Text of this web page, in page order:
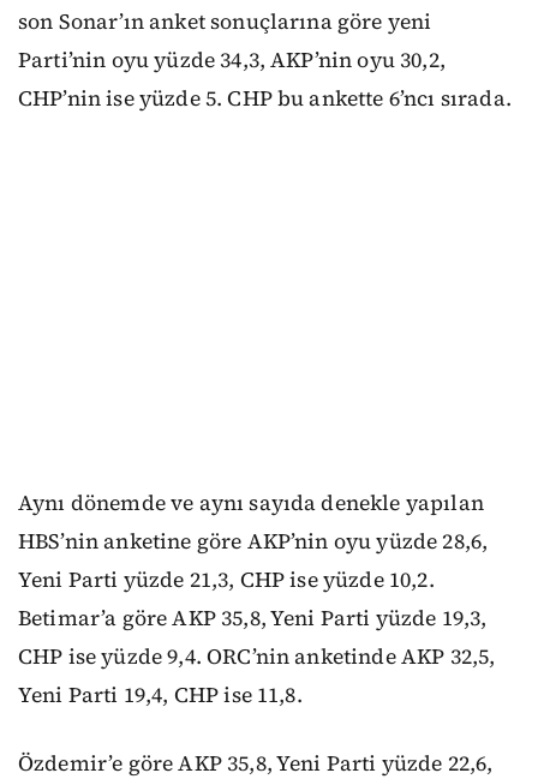
son Sonar’ın anket sonuçlarına göre yeni
Parti’nin oyu yüzde 34,3, AKP’nin oyu 30,2,
CHP’nin ise yüzde 5. CHP bu ankette 6’ncı sırada.
Aynı dönemde ve aynı sayıda denekle yapılan
HBS’nin anketine göre AKP’nin oyu yüzde 28,6,
Yeni Parti yüzde 21,3, CHP ise yüzde 10,2.
Betimar’a göre AKP 35,8, Yeni Parti yüzde 19,3,
CHP ise yüzde 9,4. ORC’nin anketinde AKP 32,5,
Yeni Parti 19,4, CHP ise 11,8.
Özdemir’e göre AKP 35,8, Yeni Parti yüzde 22,6,